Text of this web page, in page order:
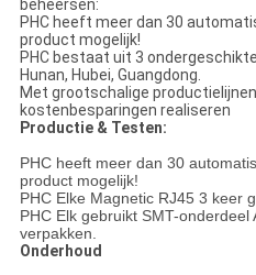
beheersen:
PHC heeft meer dan 30
product mogelijk!
PHC bestaat uit 3
Hunan, Hubei, Guangdong.
Met grootschalige
kostenbesparingen realiseren
Productie & Testen:
PHC heeft meer dan 30
product mogelijk!
PHC Elke Magnetic RJ45 3 keer
PHC Elk gebruikt SMT-
verpakken.
Onderhoud